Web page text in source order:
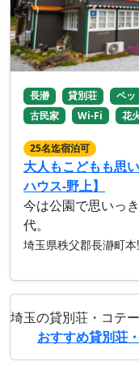
長瀞 貸別荘 ペッ
古民家
Wi-Fi 花
25名迄宿泊可
大人もこどもも思
ハウス-野上】
今は公園で思いっ
代。
埼玉県秩父郡長瀞町
埼玉の貸別荘・コテ
おすすめ貸別荘